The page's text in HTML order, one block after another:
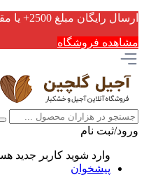
ارسال رایگان مبلغ 2500+ یا مقصدشاهین شهر
مشاهده فروشگاه
ورود/ثبت نام
وارد شوید کاربر جدید
پیشخوان